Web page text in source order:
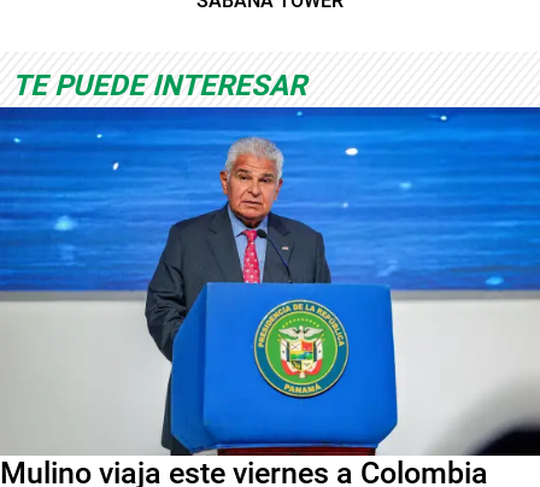
TE PUEDE INTERESAR
Mulino viaja este viernes a Colombia